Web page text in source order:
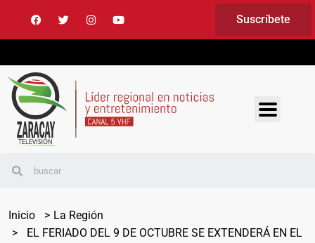
Suscríbete
Inicio
La Región
EL FERIADO DEL 9 DE OCTUBRE SE EXTENDERÁ EN EL